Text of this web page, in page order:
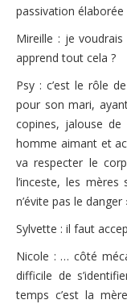
passivation élaborée
Mireille : je
apprend tout cela ?
Psy : c’est le rôle
pour son mari,
copines, jalouse
homme aimant et
va respecter le
l’inceste, les
n’évite pas le danger
Sylvette : il faut
Nicole : … côté
difficile de
temps c’est la